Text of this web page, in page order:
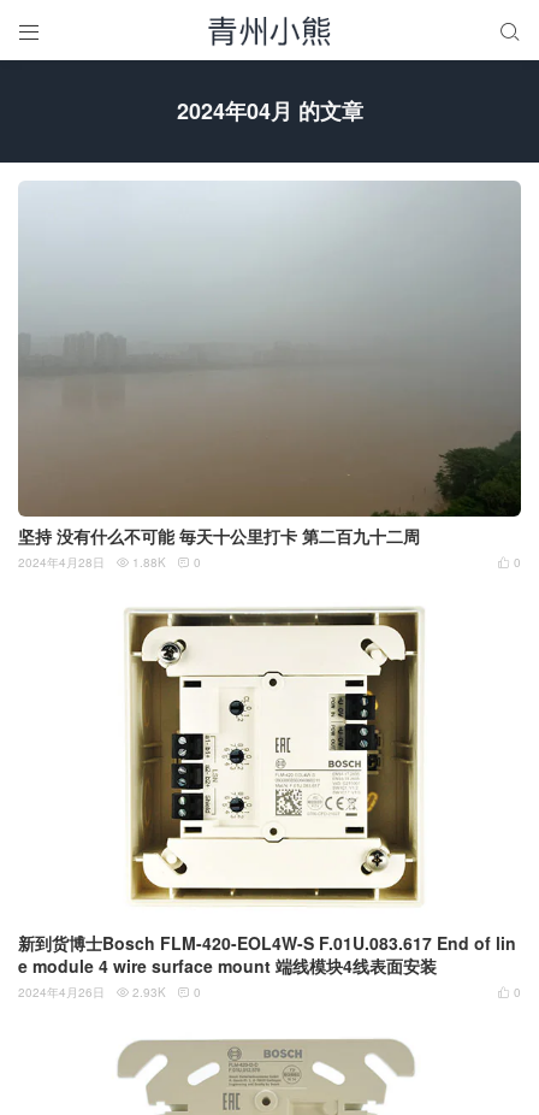
 
2024年04月 的文章
坚持 没有什么不可能 毎天十公里打卡 第二百九十二周
 0
2024年4月28日  1.88K  0
新到货博士Bosch FLM-420-EOL4W-S F.01U.083.617 End of lin
e module 4 wire surface mount 端线模块4线表面安装
 0
2024年4月26日  2.93K  0